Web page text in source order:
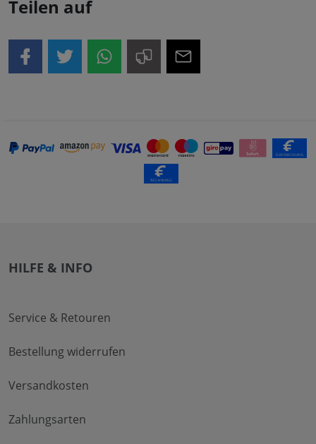
Teilen auf
HILFE & INFO
Service & Retouren
Bestellung widerrufen
Versandkosten
Zahlungsarten